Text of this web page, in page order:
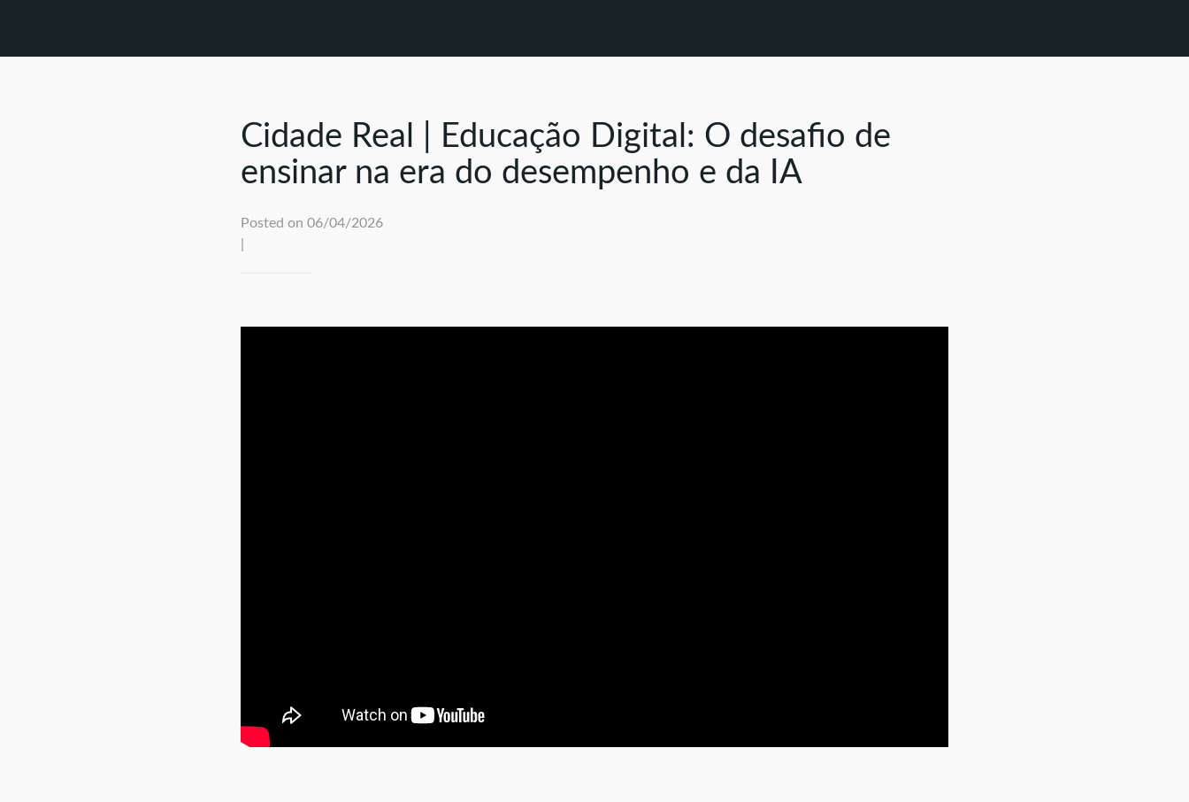
Cidade Real | Educação Digital: O desafio de
ensinar na era do desempenho e da IA
Posted on 06/04/2026